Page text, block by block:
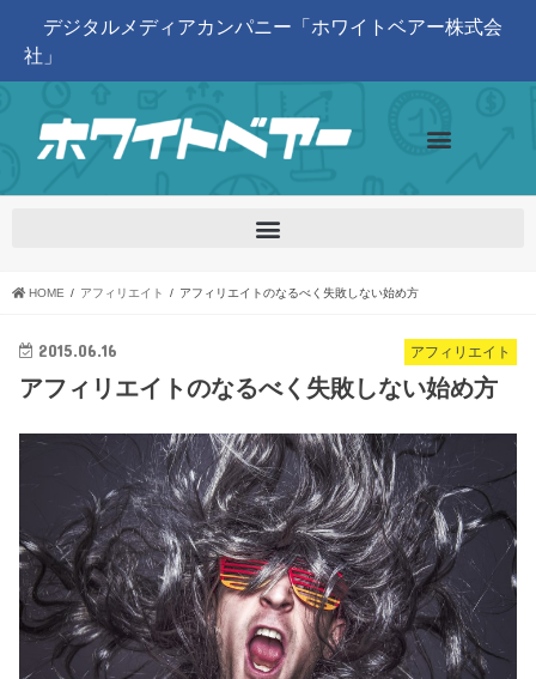
デジタルメディアカンパニー「ホワイトベアー株式会
社」
HOME アフィリエイト アフィリエイトのなるべく失敗しない始め方
アフィリエイト
2015.06.16
アフィリエイトのなるべく失敗しない始め方